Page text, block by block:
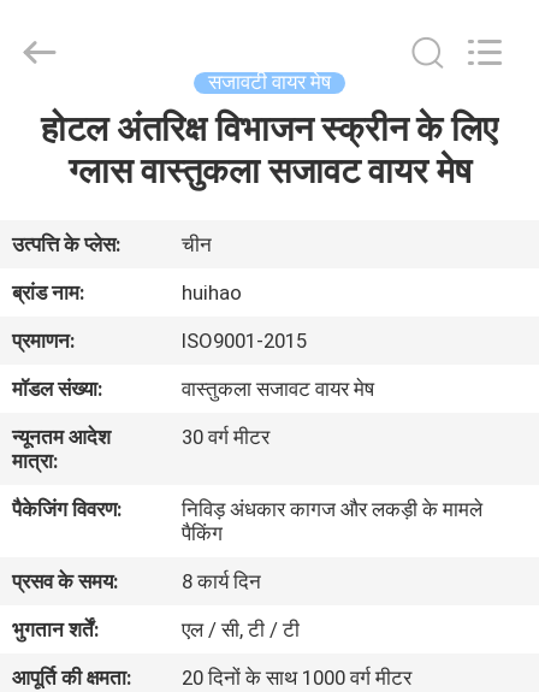
हमारे
बारे
कारखाने
का
गुणवत्ता
नियंत्रण
Mesh
Product
Reserved.
सजावटी वायर मेष
होटल अंतरिक्ष विभाजन स्क्रीन के लिए
ग्लास वास्तुकला सजावट वायर मेष
उत्पत्ति के प्लेस:
चीन
ब्रांड नाम:
huihao
प्रमाणन:
ISO9001-2015
मॉडल संख्या:
वास्तुकला सजावट वायर मेष
न्यूनतम आदेश
मात्रा:
30 वर्ग मीटर
पैकेजिंग विवरण:
निविड़ अंधकार कागज और लकड़ी के मामले
पैकिंग
प्रसव के समय:
8 कार्य दिन
भुगतान शर्तें:
एल / सी, टी / टी
आपूर्ति की क्षमता:
20 दिनों के साथ 1000 वर्ग मीटर